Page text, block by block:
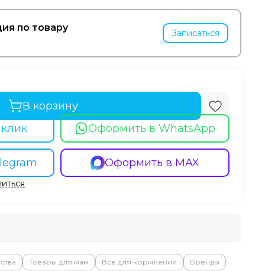
по товару Записаться
В корзину
Оформить в WhatsApp
Оформить в MAX
Товары для мам Все для кормления
Бренды